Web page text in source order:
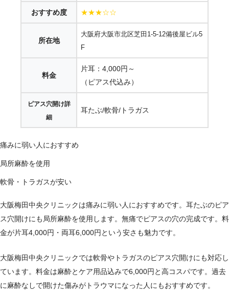
おすすめ度 ★★★☆☆
所在地
大阪府大阪市北区芝田1-5-12備後屋ビル5
F
料金
片耳：4,000円～
（ピアス代込み）
ピアス穴開け詳
細
耳たぶ/軟骨/トラガス
痛みに弱い人におすすめ
局所麻酔を使用
軟骨・トラガスが安い
大阪梅田中央クリニックは痛みに弱い人におすすめです。耳たぶのピア
ス穴開けにも局所麻酔を使用します。無痛でピアスの穴の完成です。料
金が片耳4,000円・両耳6,000円という安さも魅力です。
大阪梅田中央クリニックでは軟骨やトラガスのピアス穴開けにも対応し
ています。料金は麻酔とケア用品込みで6,000円と高コスパです。過去
に麻酔なしで開けた傷みがトラウマになった人にもおすすめです。